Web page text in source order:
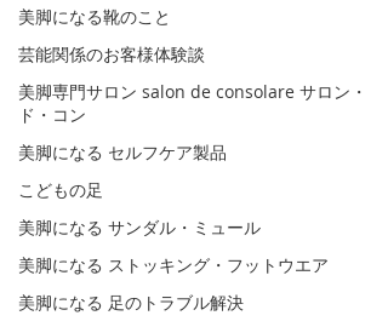
美脚になる靴のこと
芸能関係のお客様体験談
美脚専門サロン salon de consolare サロン・
ド・コン
美脚になる セルフケア製品
こどもの足
美脚になる サンダル・ミュール
美脚になる ストッキング・フットウエア
美脚になる 足のトラブル解決